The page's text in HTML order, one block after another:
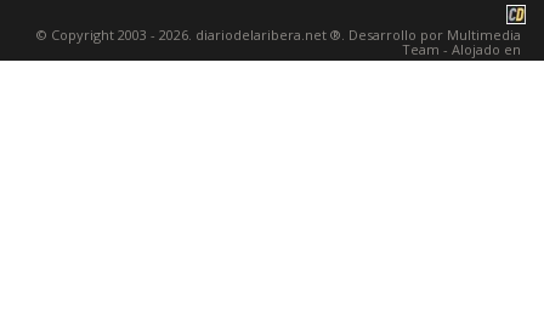
© Copyright 2003 - 2026. diariodelaribera.net ®. Desarrollo por Multimedia
Team - Alojado en